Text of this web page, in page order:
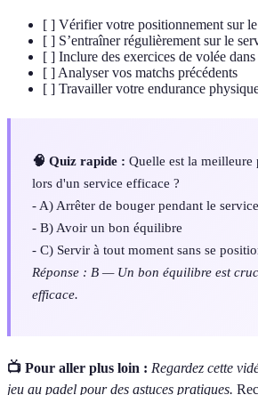
[ ] Vérifier votre positionnement sur
[ ] S’entraîner régulièrement sur le
[ ] Inclure des exercices de volée
[ ] Analyser vos matchs précédents
[ ] Travailler votre endurance
🧠 Quiz rapide : Quelle est la meilleure
lors d'un service efficace ?
- A) Arrêter de bouger pendant le service
- B) Avoir un bon équilibre
- C) Servir à tout moment sans se
Réponse : B — Un bon équilibre est
efficace.
📺 Pour aller plus loin : Regardez cette
jeu au padel pour des astuces pratiques.